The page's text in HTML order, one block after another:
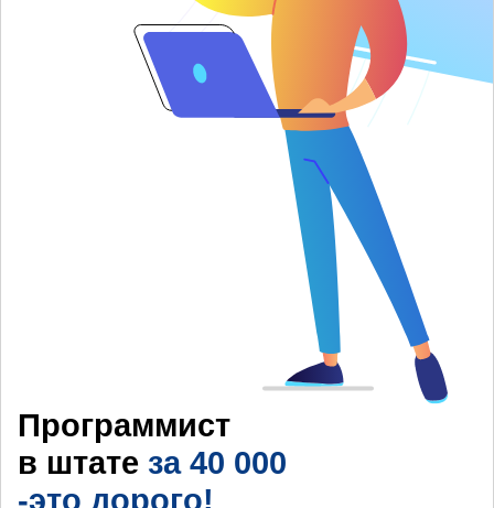
Программист
в штате за 40 000
-это дорого!